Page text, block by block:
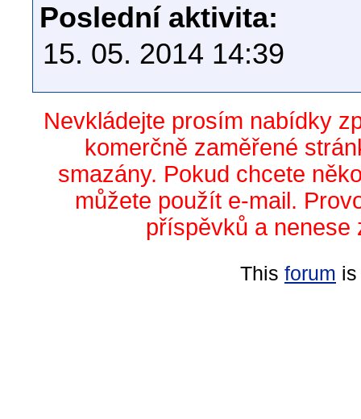
Poslední aktivita:
15. 05. 2014 14:39
Nevkládejte prosím nabídky
komerčně zaměřené
smazány. Pokud chcete
můžete použít e-mail.
příspěvků a nenese
This forum